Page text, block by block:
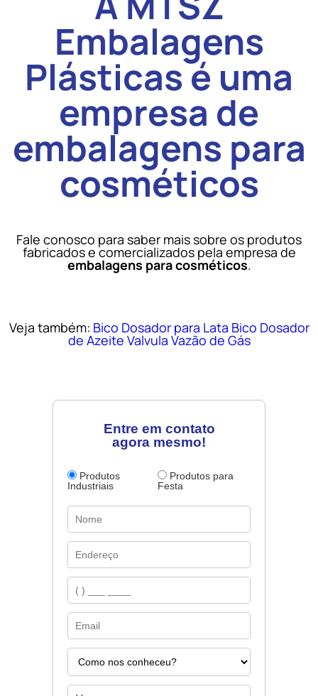
Embalagens
Plásticas é uma
empresa de
embalagens para
cosméticos
Fale conosco para saber mais sobre os produtos
fabricados e comercializados pela empresa de
embalagens para cosméticos.
Veja também: Bico Dosador para Lata Bico Dosador
de Azeite Valvula Vazão de Gás
Entre em contato
agora mesmo!
Produtos
Industriais
Produtos para
Festa